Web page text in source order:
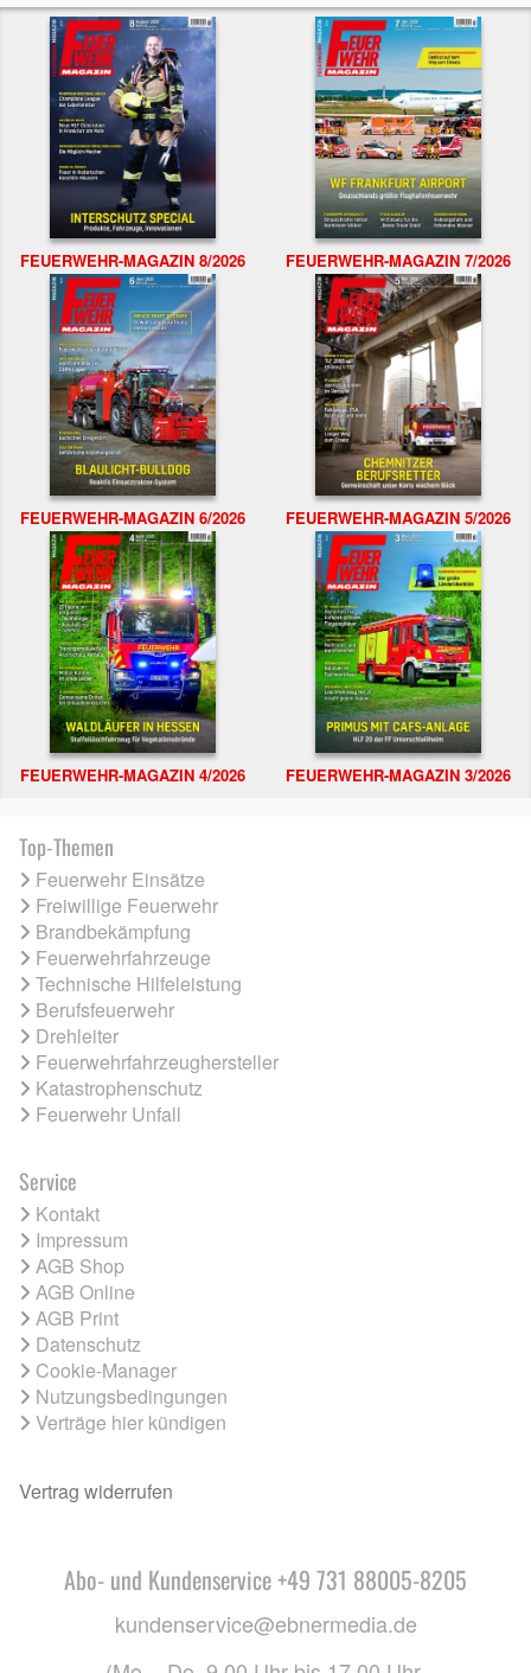
FEUERWEHR-MAGAZIN 8/2026 FEUERWEHR-MAGAZIN 7/2026
FEUERWEHR-MAGAZIN 6/2026 FEUERWEHR-MAGAZIN 5/2026
FEUERWEHR-MAGAZIN 4/2026 FEUERWEHR-MAGAZIN 3/2026
Top-Themen
Feuerwehr Einsätze
Freiwillige Feuerwehr
Brandbekämpfung
Feuerwehrfahrzeuge
Technische Hilfeleistung
Berufsfeuerwehr
Drehleiter
Feuerwehrfahrzeughersteller
Katastrophenschutz
Feuerwehr Unfall
Service
Kontakt
Impressum
AGB Shop
AGB Online
AGB Print
Datenschutz
Cookie-Manager
Nutzungsbedingungen
Verträge hier kündigen
Vertrag widerrufen
Abo- und Kundenservice +49 731 88005-8205
kundenservice@ebnermedia.de